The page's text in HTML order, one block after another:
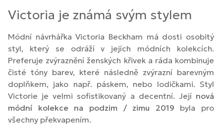
Victoria je známá svým stylem
Módní návrhářka Victoria Beckham má dosti osobitý
styl, který se odráží v jejích módních kolekcích.
Preferuje zvýraznění ženských křivek a ráda kombinuje
čisté tóny barev, které následně zvýrazní barevným
doplňkem, jako např. páskem, nebo lodičkami. Styl
Victorie je velmi sofistikovaný a decentní. Její nová
módní kolekce na podzim / zimu 2019 byla pro
všechny překvapením.